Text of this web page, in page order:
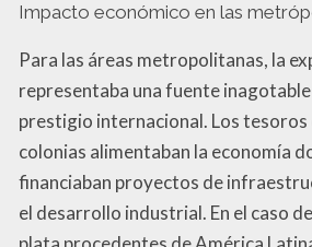
Impacto económico en las
Para las áreas metropolitanas, la
representaba una fuente
prestigio internacional. Los tesoros
colonias alimentaban la economía
financiaban proyectos de
el desarrollo industrial. En el caso